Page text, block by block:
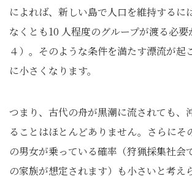
によれば、新しい島で人口を維持するに
なくとも10 人程度のグループが渡る必
４）。そのような条件を満たす漂流が起
に小さくなります。
つまり、古代の舟が黒潮に流されても、
ることはほとんどありません。さらにそ
の男女が乗っている確率（狩猟採集社会
の家族が想定されます）も小さいと考え